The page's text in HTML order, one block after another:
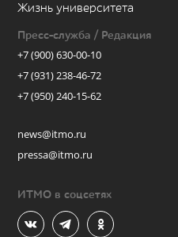
Жизнь университета
Пресс-служба / Редакция
+7 (900) 630-00-10
+7 (931) 238-46-72
+7 (950) 240-15-62
news@itmo.ru
pressa@itmo.ru
ИТМО в соцсетях